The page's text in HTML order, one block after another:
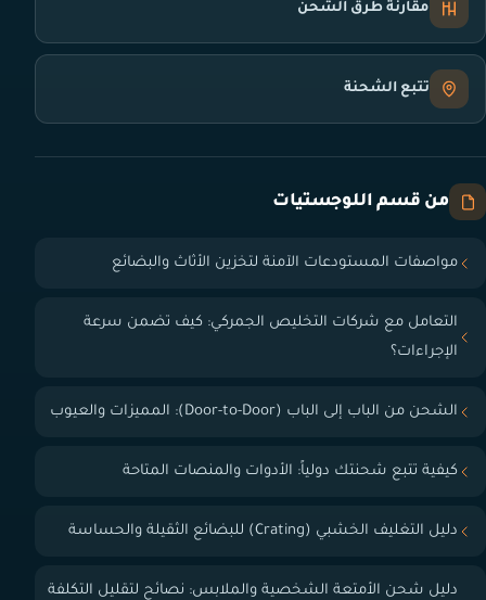
مقارنة طرق الشحن
تتبع الشحنة
من قسم اللوجستيات
مواصفات المستودعات الآمنة لتخزين الأثاث والبضائع
التعامل مع شركات التخليص الجمركي: كيف تضمن سرعة
الإجراءات؟
الشحن من الباب إلى الباب (Door-to-Door): المميزات والعيوب
كيفية تتبع شحنتك دولياً: الأدوات والمنصات المتاحة
دليل التغليف الخشبي (Crating) للبضائع الثقيلة والحساسة
دليل شحن الأمتعة الشخصية والملابس: نصائح لتقليل التكلفة